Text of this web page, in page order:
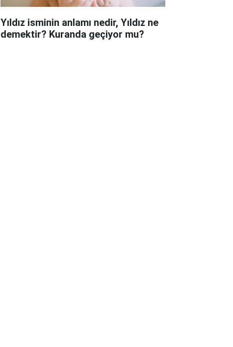
Yıldız isminin anlamı nedir, Yıldız ne
demektir? Kuranda geçiyor mu?